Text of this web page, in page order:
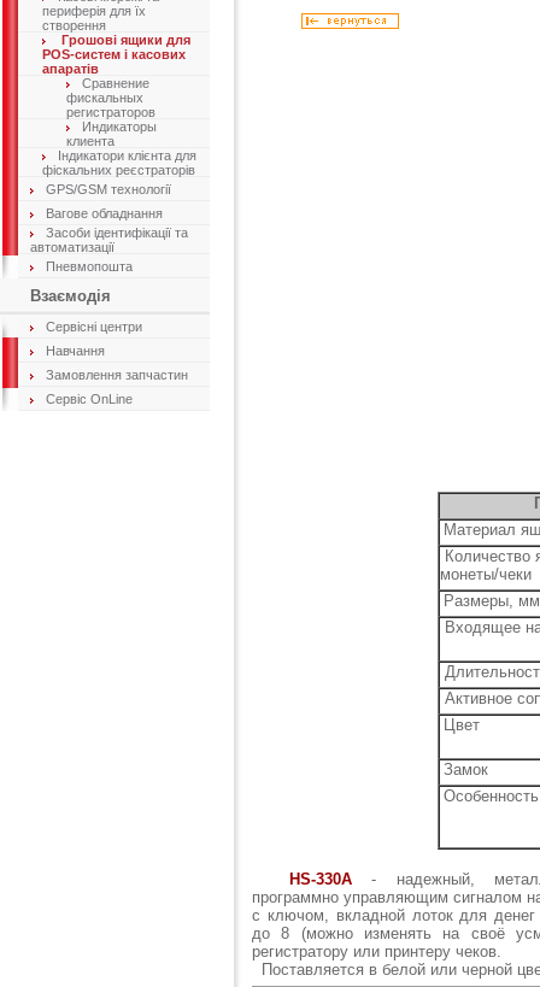
периферія для їх
створення
Грошові ящики для
POS-систем і касових
апаратів
Сравнение
фискальных
регистраторов
Индикаторы
клиента
Індикатори клієнта для
фіскальних реєстраторів
GPS/GSM технології
Вагове обладнання
Засоби ідентифікації та
автоматизації
Пневмопошта
Взаємодія
Сервісні центри
Навчання
Замовлення запчастин
Сервіс OnLine
Материал
Количество
монеты/чеки
Размеры, мм
Входящее
Активное
Цвет
Замок
Особенность
HS-330A- надежный,
программно управляющим сигналом
с ключом, вкладной лоток для
до 8 (можно изменять на своё
регистратору или принтеру чеков.
Поставляется в белой или черной